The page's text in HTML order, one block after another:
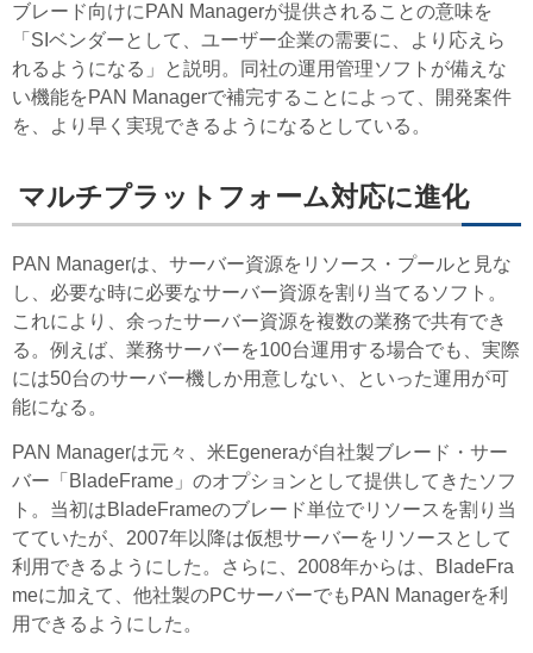
ブレード向けにPAN Managerが提供されることの意味を
「SIベンダーとして、ユーザー企業の需要に、より応えら
れるようになる」と説明。同社の運用管理ソフトが備えな
い機能をPAN Managerで補完することによって、開発案件
を、より早く実現できるようになるとしている。
マルチプラットフォーム対応に進化
PAN Managerは、サーバー資源をリソース・プールと見な
し、必要な時に必要なサーバー資源を割り当てるソフト。
これにより、余ったサーバー資源を複数の業務で共有でき
る。例えば、業務サーバーを100台運用する場合でも、実際
には50台のサーバー機しか用意しない、といった運用が可
能になる。
PAN Managerは元々、米Egeneraが自社製ブレード・サー
バー「BladeFrame」のオプションとして提供してきたソフ
ト。当初はBladeFrameのブレード単位でリソースを割り当
てていたが、2007年以降は仮想サーバーをリソースとして
利用できるようにした。さらに、2008年からは、BladeFra
meに加えて、他社製のPCサーバーでもPAN Managerを利
用できるようにした。